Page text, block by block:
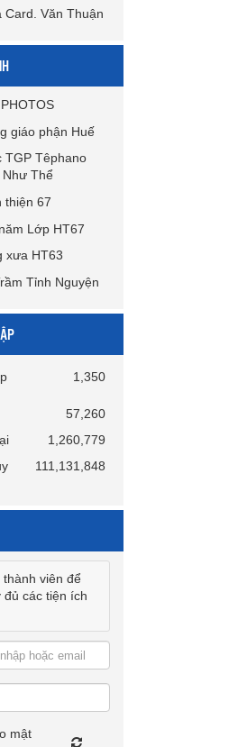
1,350
57,260
1,260,779
111,131,848
thành viên để
đủ các tiện ích